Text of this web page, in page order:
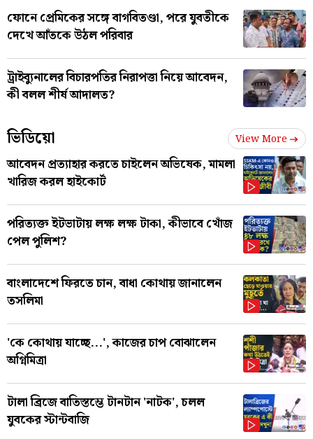
ফোনে প্রেমিকের সঙ্গে বাগবিতণ্ডা, পরে যুবতীকে
দেখে আঁতকে উঠল পরিবার
ট্রাইব্যুনালের বিচারপতির নিরাপত্তা নিয়ে আবেদন,
কী বলল শীর্ষ আদালত?
ভিডিয়ো View More
আবেদন প্রত্যাহার করতে চাইলেন অভিষেক, মামলা
খারিজ করল হাইকোর্ট
পরিত্যক্ত ইটভাটায় লক্ষ লক্ষ টাকা, কীভাবে খোঁজ
পেল পুলিশ?
বাংলাদেশে ফিরতে চান, বাধা কোথায় জানালেন
তসলিমা
'কে কোথায় যাচ্ছে...', কাজের চাপ বোঝালেন
অগ্নিমিত্রা
টালা ব্রিজে বাতিস্তম্ভে টানটান 'নাটক', চলল
যুবকের স্টান্টবাজি